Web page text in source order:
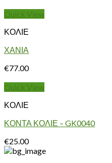
Quick View
ΚΟΛΙΕ
ΧΑΝΙΑ
€77.00
Quick View
ΚΟΛΙΕ
ΚΟΝΤΑ ΚΟΛΙΕ – GK0040
€25.00